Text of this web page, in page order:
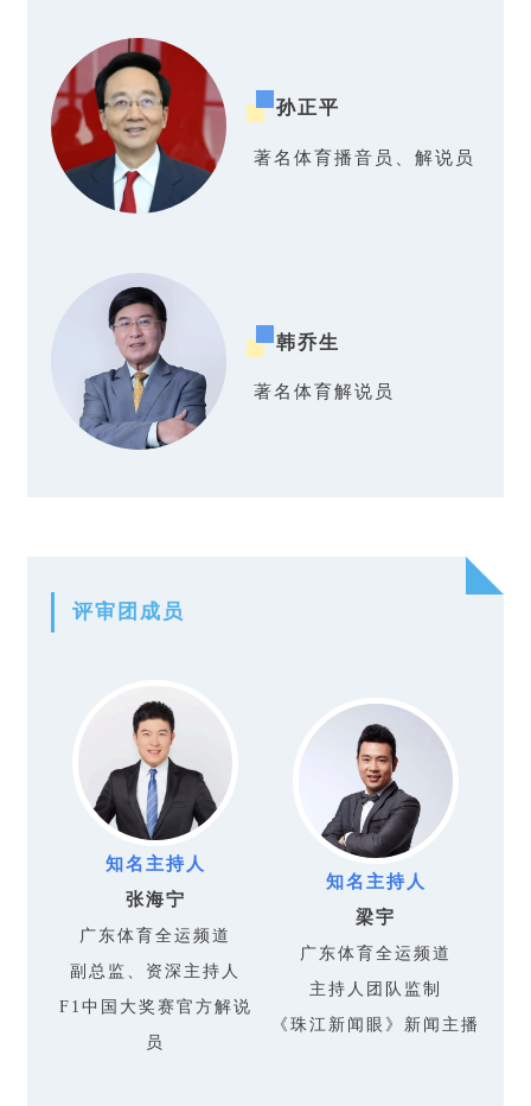
孙正平
著名体育播音员、解说员
韩乔生
著名体育解说员
评审团成员
知名主持人
张海宁
广东体育全运频道
副总监、资深主持人
F1中国大奖赛官方解说
员
知名主持人
梁宇
广东体育全运频道
主持人团队监制
《珠江新闻眼》新闻主播